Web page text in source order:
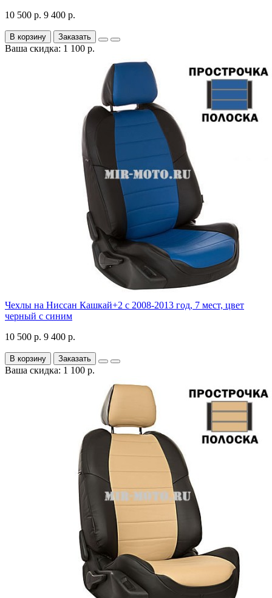
10 500 р. 9 400 р.
В корзину Заказать
Ваша скидка: 1 100 р.
Чехлы на Ниссан Кашкай+2 с 2008-2013 год, 7 мест, цвет
черный с синим
10 500 р. 9 400 р.
В корзину Заказать
Ваша скидка: 1 100 р.